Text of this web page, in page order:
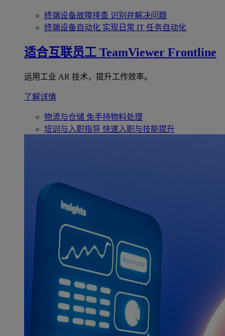
终端设备故障排查 识别并解决问题
终端设备自动化 实现日常 IT 任务自动化
适合互联员工 TeamViewer Frontline
运用工业 AR 技术，提升工作效率。
了解详情
物流与仓储 免手持物料处理
培训与入职指导 快速入职与技能提升